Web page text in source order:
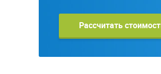
Рассчитать